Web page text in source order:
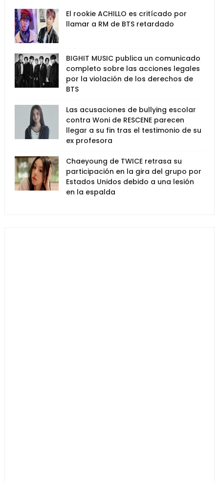
El rookie ACHILLO es critícado por
llamar a RM de BTS retardado
BIGHIT MUSIC publica un comunicado
completo sobre las acciones legales
por la violación de los derechos de
BTS
Las acusaciones de bullying escolar
contra Woni de RESCENE parecen
llegar a su fin tras el testimonio de su
ex profesora
Chaeyoung de TWICE retrasa su
participación en la gira del grupo por
Estados Unidos debido a una lesión
en la espalda